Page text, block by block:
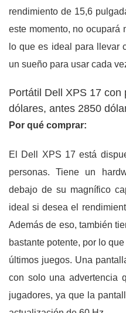
rendimiento de 15,6
este momento, no ocupará
lo que es ideal para llevar
un sueño para usar cada
Portátil Dell XPS 17 con
dólares, antes 2850
Por qué comprar:
El Dell XPS 17 está
personas. Tiene un
debajo de su magnífico
ideal si desea el
Además de eso, también
bastante potente, por lo
últimos juegos. Una
con solo una advertencia
jugadores, ya que la